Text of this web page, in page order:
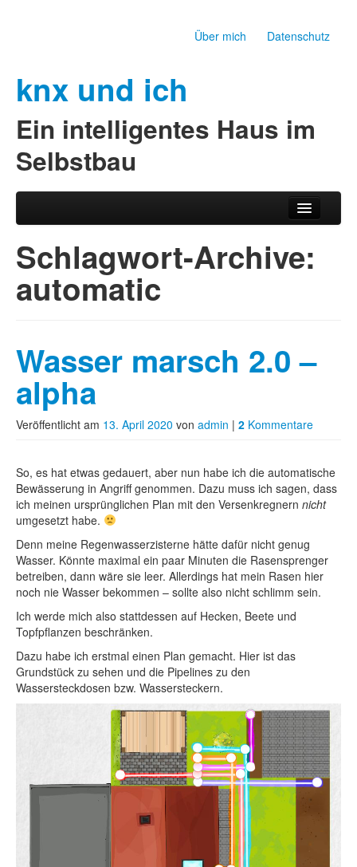
Über mich Datenschutz
knx und ich
Ein intelligentes Haus im
Selbstbau
Hauptmenü
Schlagwort-Archive:
automatic
Wasser marsch 2.0 –
alpha
Veröffentlicht am 13. April 2020 von admin | 2 Kommentare
So, es hat etwas gedauert, aber nun habe ich die automatische
Bewässerung in Angriff genommen. Dazu muss ich sagen, dass
ich meinen ursprünglichen Plan mit den Versenkregnern nicht
umgesetzt habe.
Denn meine Regenwasserzisterne hätte dafür nicht genug
Wasser. Könnte maximal ein paar Minuten die Rasensprenger
betreiben, dann wäre sie leer. Allerdings hat mein Rasen hier
noch nie Wasser bekommen – sollte also nicht schlimm sein.
Ich werde mich also stattdessen auf Hecken, Beete und
Topfpflanzen beschränken.
Dazu habe ich erstmal einen Plan gemacht. Hier ist das
Grundstück zu sehen und die Pipelines zu den
Wassersteckdosen bzw. Wassersteckern.